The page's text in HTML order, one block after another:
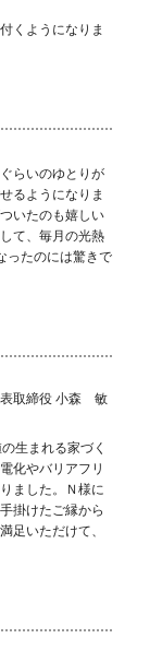
くようになりま
らいのゆとりが
るようになりま
いたのも嬉しい
て、毎月の光熱
ったのには驚きで
取締役 小森 敏
生まれる家づく
化やバリアフリ
ました。Ｎ様に
掛けたご縁から
足いただけて、